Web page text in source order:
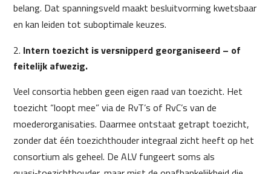
belang. Dat spanningsveld maakt besluitvorming kwetsbaar
en kan leiden tot suboptimale keuzes.
Intern toezicht is versnipperd georganiseerd – of
feitelijk afwezig.
Veel consortia hebben geen eigen raad van toezicht. Het
toezicht “loopt mee” via de RvT’s of RvC’s van de
moederorganisaties. Daarmee ontstaat getrapt toezicht,
zonder dat één toezichthouder integraal zicht heeft op het
consortium als geheel. De ALV fungeert soms als